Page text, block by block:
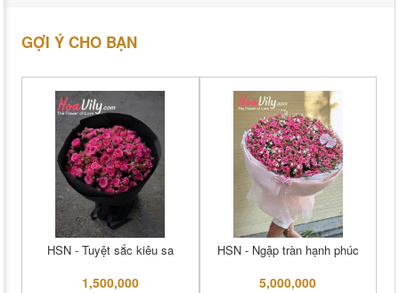
GỢI Ý CHO BẠN
HSN - Tuyệt sắc kiêu sa
1,500,000
HSN - Ngập tràn hạnh phúc
5,000,000